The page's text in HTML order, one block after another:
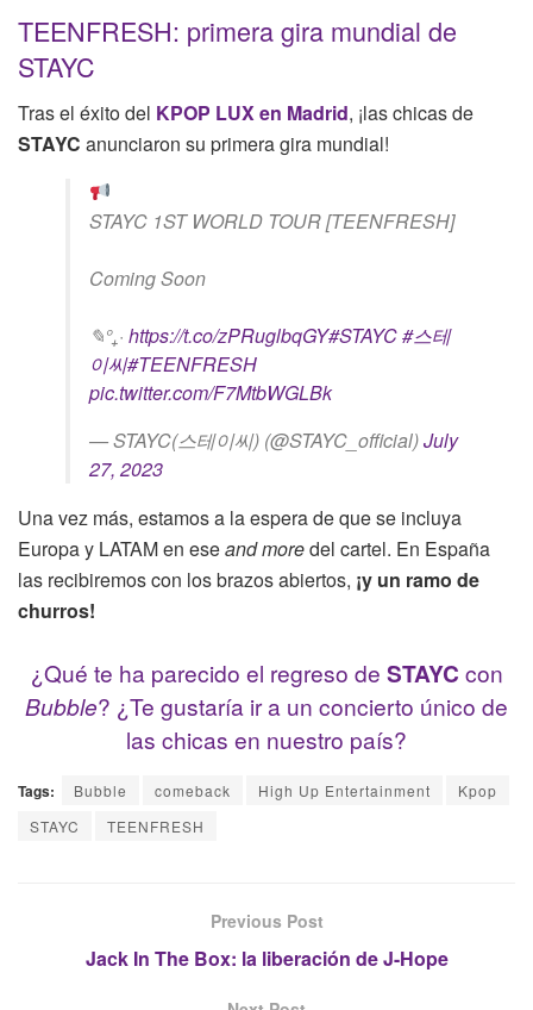
TEENFRESH: primera gira mundial de
STAYC
Tras el éxito del KPOP LUX en Madrid, ¡las chicas de
STAYC anunciaron su primera gira mundial!
STAYC 1ST WORLD TOUR [TEENFRESH]
Coming Soon
✎°₊· https://t.co/zPRuglbqGY#STAYC#스테
이씨#TEENFRESH
pic.twitter.com/F7MtbWGLBk
— STAYC(스테이씨) (@STAYC_official)July
27, 2023
Una vez más, estamos a la espera de que se incluya
Europa y LATAM en eseand moredel cartel. En España
las recibiremos con los brazos abiertos, ¡y un ramo de
churros!
¿Qué te ha parecido el regreso de STAYC con
Bubble? ¿Te gustaría ir a un concierto único de
las chicas en nuestro país?
Tags: Bubble comeback High Up Entertainment
Kpop
STAYC
TEENFRESH
Previous Post
Jack In The Box: la liberación de J-Hope